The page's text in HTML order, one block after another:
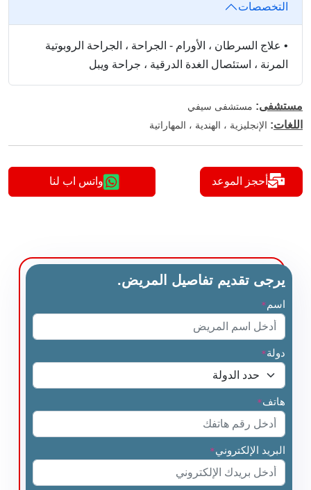
التخصصات
• علاج السرطان ، الأورام - الجراحة ، الجراحة الروبوتية
المرنة ، استئصال الغدة الدرقية ، جراحة ويبل
مستشفى: مستشفى سيفي
اللغات: الإنجليزية ، الهندية ، المهاراتية
أحجز الموعد واتس اب لنا
يرجى تقديم تفاصيل المريض.
اسم *
دولة*
هاتف*
البريد الإلكتروني*